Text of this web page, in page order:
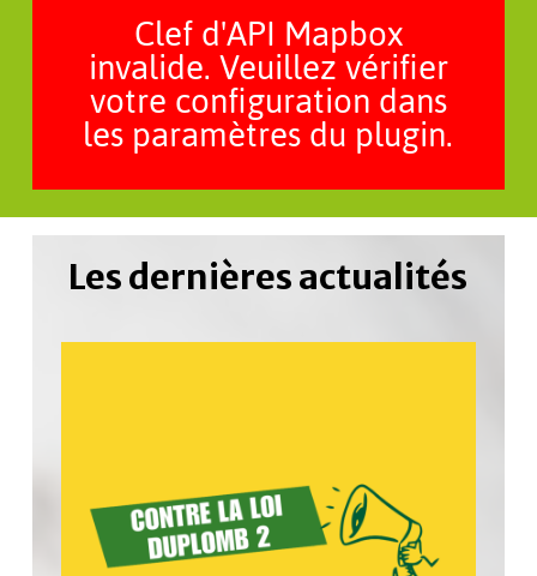
Clef d'API Mapbox
invalide. Veuillez vérifier
votre configuration dans
les paramètres du plugin.
Lesdernièresactualités